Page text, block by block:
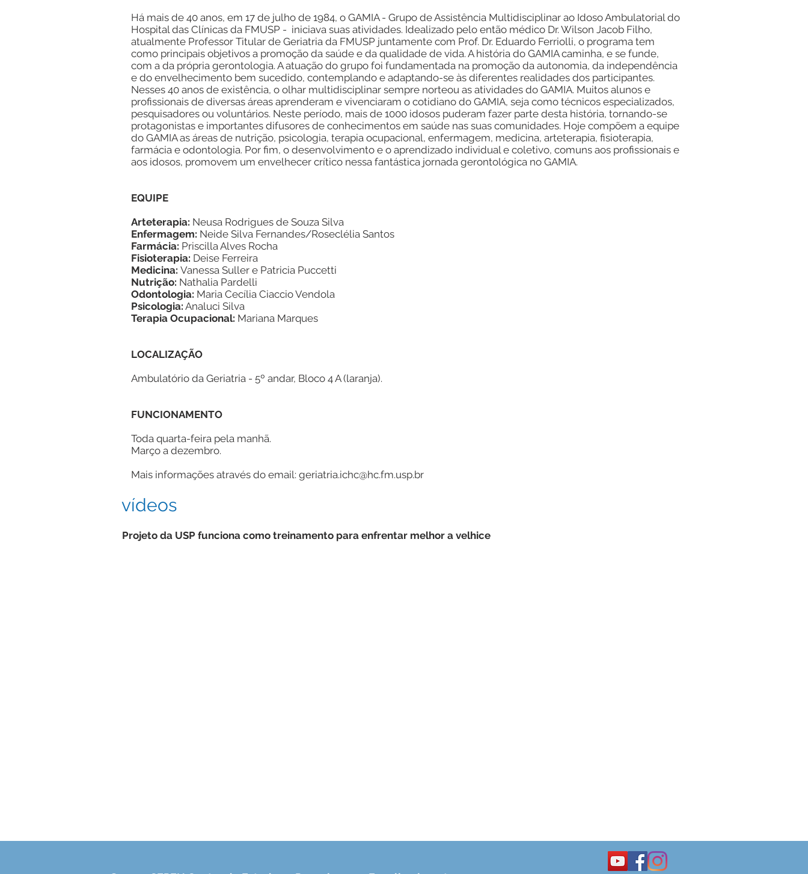
Há mais de 40 anos, em 17 de julho de 1984, o GAMIA - Grupo de Assistência Multidisciplinar ao Idoso Ambulatorial do
Hospital das Clínicas da FMUSP - iniciava suas atividades. Idealizado pelo então médico Dr. Wilson Jacob Filho,
atualmente Professor Titular de Geriatria da FMUSP juntamente com Prof. Dr. Eduardo Ferriolli, o programa tem
como principais objetivos a promoção da saúde e da qualidade de vida. A história do GAMIA caminha, e se funde,
com a da própria gerontologia. A atuação do grupo foi fundamentada na promoção da autonomia, da independência
e do envelhecimento bem sucedido, contemplando e adaptando-se às diferentes realidades dos participantes.
Nesses 40 anos de existência, o olhar multidisciplinar sempre norteou as atividades do GAMIA. Muitos alunos e
profissionais de diversas áreas aprenderam e vivenciaram o cotidiano do GAMIA, seja como técnicos especializados,
pesquisadores ou voluntários. Neste período, mais de 1000 idosos puderam fazer parte desta história, tornando-se
protagonistas e importantes difusores de conhecimentos em saúde nas suas comunidades. Hoje compõem a equipe
do GAMIA as áreas de nutrição, psicologia, terapia ocupacional, enfermagem, medicina, arteterapia, fisioterapia,
farmácia e odontologia. Por fim, o desenvolvimento e o aprendizado individual e coletivo, comuns aos profissionais e
aos idosos, promovem um envelhecer crítico nessa fantástica jornada gerontológica no GAMIA.
EQUIPE
Arteterapia: Neusa Rodrigues de Souza Silva
Enfermagem: Neide Silva Fernandes/Roseclélia Santos
Farmácia: Priscilla Alves Rocha
Fisioterapia: Deise Ferreira
Medicina: Vanessa Suller e Patricia Puccetti
Nutrição: Nathalia Pardelli
Odontologia: Maria Cecília Ciaccio Vendola
Psicologia: Analuci Silva
Terapia Ocupacional: Mariana Marques
LOCALIZAÇÃO
Ambulatório da Geriatria - 5º andar, Bloco 4 A (laranja).
FUNCIONAMENTO
Toda quarta-feira pela manhã.
Março a dezembro.
Mais informações através do email: geriatria.ichc@hc.fm.usp.br
vídeos
Projeto da USP funciona como treinamento para enfrentar melhor a velhice